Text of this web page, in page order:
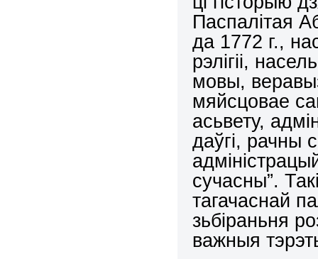
Паспалітая
да 1772 г.,
рэлігіі,
мовы,
мяйсцовае
асьвету,
даўгі, рачны
сучасны”.
тагачаснай
зьбіраньня
важныя